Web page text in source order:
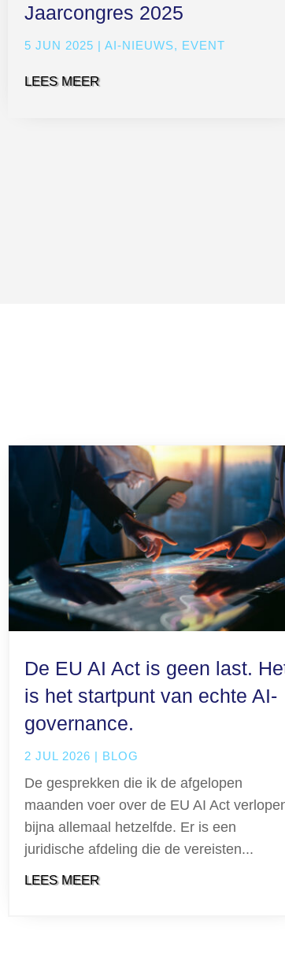
Jaarcongres 2025
5 JUN 2025 |AI-NIEUWS, EVENT
LEES MEER
De EU AI Act is geen last.
is het startpunt van echte AI-
governance.
2 JUL 2026 | BLOG
De gesprekken die ik de afgelopen
maanden voer over de EU AI Act
bijna allemaal hetzelfde. Er is een
juridische afdeling die de vereisten...
LEES MEER